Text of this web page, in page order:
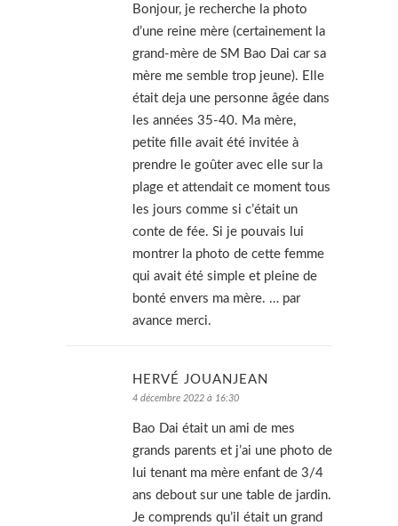
Bonjour, je recherche la photo
d’une reine mère (certainement la
grand-mère de SM Bao Dai car sa
mère me semble trop jeune). Elle
était deja une personne âgée dans
les années 35-40. Ma mère,
petite fille avait été invitée à
prendre le goûter avec elle sur la
plage et attendait ce moment tous
les jours comme si c’était un
conte de fée. Si je pouvais lui
montrer la photo de cette femme
qui avait été simple et pleine de
bonté envers ma mère. … par
avance merci.
HERVÉ JOUANJEAN
4 décembre 2022 à 16:30
Bao Dai était un ami de mes
grands parents et j’ai une photo de
lui tenant ma mère enfant de 3/4
ans debout sur une table de jardin.
Je comprends qu’il était un grand